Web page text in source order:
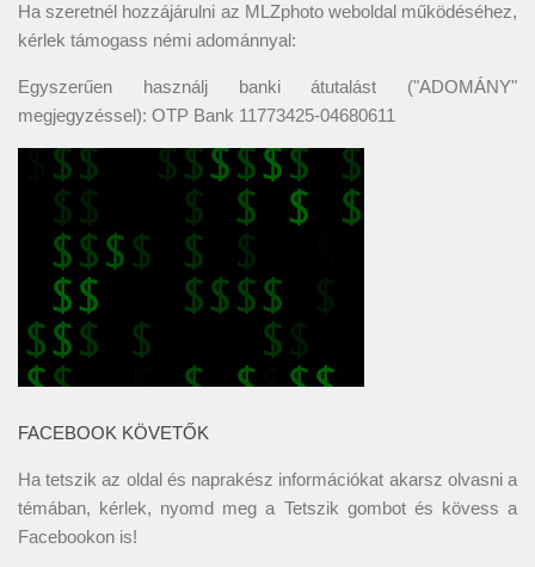
Ha szeretnél hozzájárulni az MLZphoto weboldal működéséhez,
kérlek támogass némi adománnyal:
Egyszerűen használj banki átutalást ("ADOMÁNY"
megjegyzéssel): OTP Bank 11773425-04680611
FACEBOOK KÖVETŐK
Ha tetszik az oldal és naprakész információkat akarsz olvasni a
témában, kérlek, nyomd meg a Tetszik gombot és kövess a
Facebookon is!